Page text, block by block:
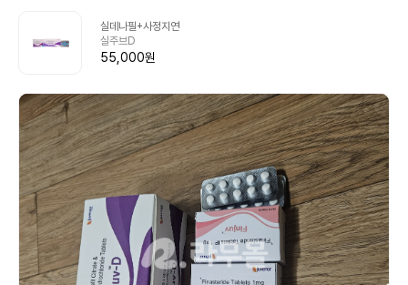
실데나필+사정지연
실주브D
55,000원